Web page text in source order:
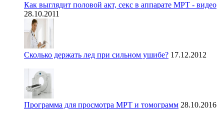
Как выглядит половой акт, секс в аппарате МРТ - видео
28.10.2011
Сколько держать лед при сильном ушибе? 17.12.2012
Программа для просмотра МРТ и томограмм 28.10.2016